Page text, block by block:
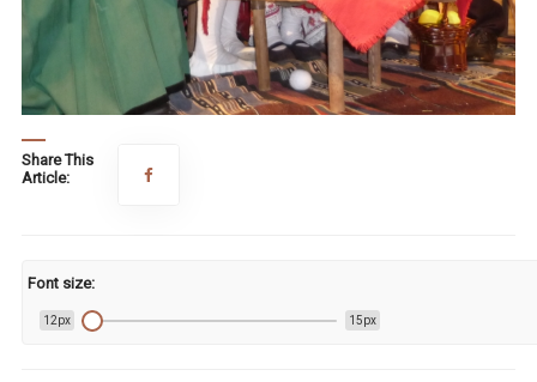
Share This
Article:
Font size:
12px 15px